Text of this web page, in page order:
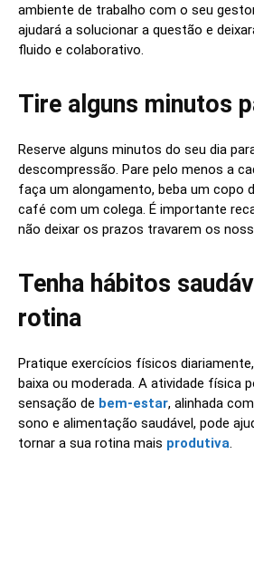
ambiente de trabalho com o seu
ajudará a solucionar a questão e
fluido e colaborativo.
Tire alguns minutos
Reserve alguns minutos do seu dia
descompressão. Pare pelo menos a
faça um alongamento, beba um copo
café com um colega. É importante
não deixar os prazos travarem os
Tenha hábitos
rotina
Pratique exercícios físicos
baixa ou moderada. A atividade física
sensação de bem-estar, alinhada
sono e alimentação saudável, pode
tornar a sua rotina mais produtiva.